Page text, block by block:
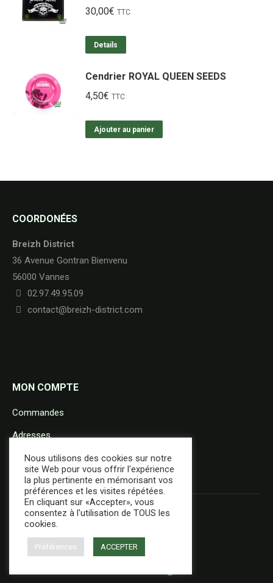
30,00€ TTC
Details
Cendrier ROYAL QUEEN SEEDS
4,50€ TTC
Ajouter au panier
COORDONÉES
Breizh District
36 Avenue Gontran Bienvenu
56000 Vannes
02.97.49.95.09
contact@breizh-district.com
MON COMPTE
Commandes
Adresses
Détails du compte
+ d'infos
Nous utilisons des cookies sur notre
site Web pour vous offrir l'expérience
la plus pertinente en mémorisant vos
préférences et les visites répétées.
En cliquant sur «Accepter», vous
consentez à l'utilisation de TOUS les
cookies.
Préférences ACCEPTER